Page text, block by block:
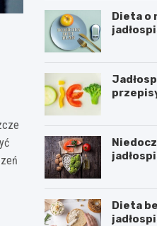
Dieta o
Dieta